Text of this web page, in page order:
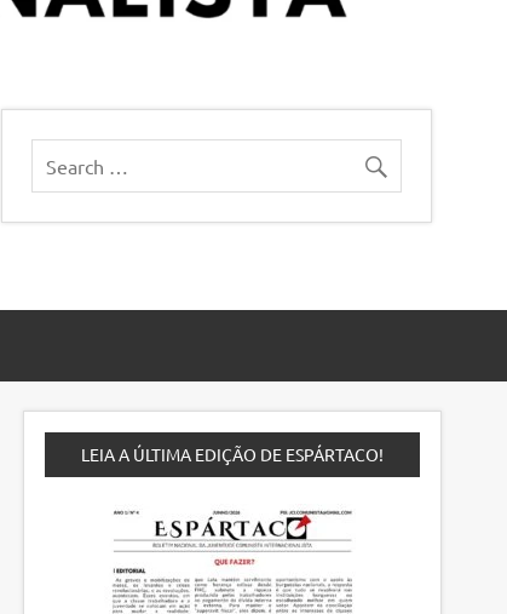
LEIA A ÚLTIMA EDIÇÃO DE ESPÁRTACO!